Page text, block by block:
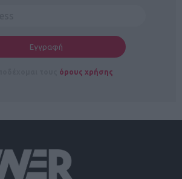
όρους χρήσης